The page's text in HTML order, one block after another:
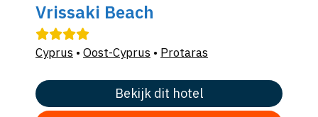
Vrissaki Beach
Cyprus • Oost-Cyprus • Protaras
Bekijk dit hotel